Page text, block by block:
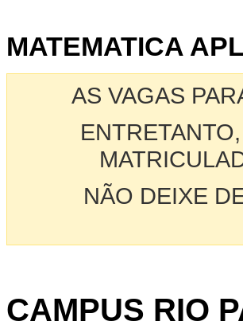
MATEMATICA
AS VAGAS
NÃO DEIXE
CAMPUS RIO